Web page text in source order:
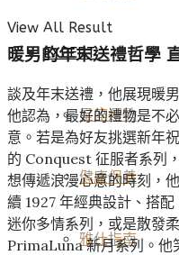
EXPERT
星座運勢
健康保養
雅仕指南
View All Result
暖男的年末送禮哲學
談及年末送禮，他展現暖
他認為，最好的禮物是不
意。若是為好友挑選新年
的 Conquest 征服者系列
想傳遞浪漫心意的時刻，
續 1927 年經典設計、搭
迷你多情系列，或是散發
PrimaLuna 新月系列。他